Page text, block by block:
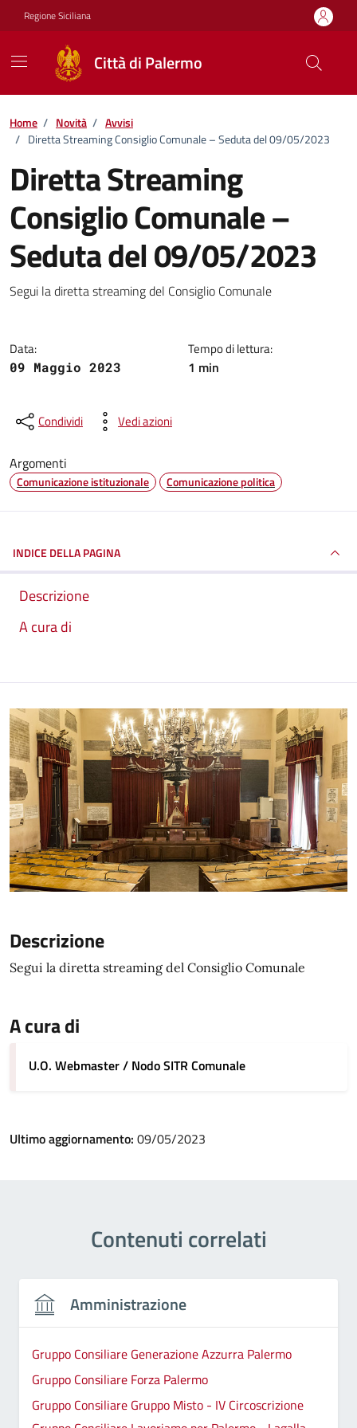
Vai ai contenuti
Vai al footer
Regione Siciliana
Città di Palermo
Home / Novità / Avvisi
/ Diretta Streaming Consiglio Comunale – Seduta del 09/05/2023
Diretta Streaming
Consiglio Comunale –
Seduta del 09/05/2023
Dettagli della notizia
Segui la diretta streaming del Consiglio Comunale
Data:
09 Maggio 2023
Tempo di lettura:
1 min
Condividi Vedi azioni
Argomenti
Comunicazione istituzionale Comunicazione politica
INDICE DELLA PAGINA
Descrizione
A cura di
Descrizione
Segui la diretta streaming del Consiglio Comunale
A cura di
U.O. Webmaster / Nodo SITR Comunale
Ultimo aggiornamento: 09/05/2023
Contenuti correlati
Amministrazione
Gruppo Consiliare Generazione Azzurra Palermo
Gruppo Consiliare Forza Palermo
Gruppo Consiliare Gruppo Misto - IV Circoscrizione